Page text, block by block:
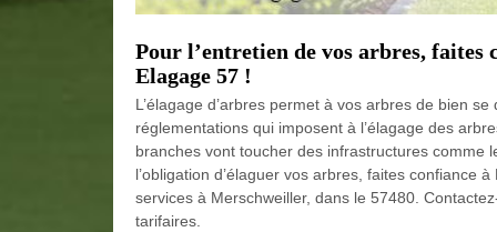
Pour l’entretien de vos arbres,
Elagage 57 !
L’élagage d’arbres permet à vos arbres de bien
réglementations qui imposent à l’élagage des
branches vont toucher des infrastructures comme
l’obligation d’élaguer vos arbres, faites confiance
services à Merschweiller, dans le 57480.
tarifaires.